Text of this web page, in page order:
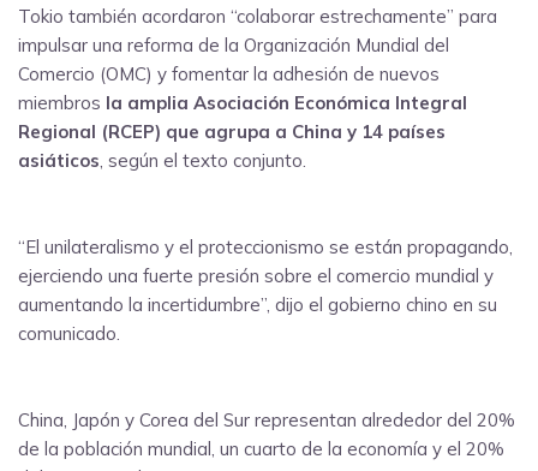
Tokio también acordaron “colaborar estrechamente” para
impulsar una reforma de la Organización Mundial del
Comercio (OMC) y fomentar la adhesión de nuevos
miembros la amplia Asociación Económica Integral
Regional (RCEP) que agrupa a China y 14 países
asiáticos, según el texto conjunto.
“El unilateralismo y el proteccionismo se están propagando,
ejerciendo una fuerte presión sobre el comercio mundial y
aumentando la incertidumbre”, dijo el gobierno chino en su
comunicado.
China, Japón y Corea del Sur representan alrededor del 20%
de la población mundial, un cuarto de la economía y el 20%